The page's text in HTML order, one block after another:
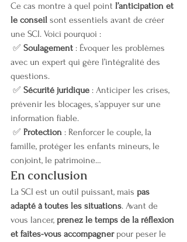
Ce cas montre à quel point l’anticipation et
le conseil sont essentiels avant de créer
une SCI. Voici pourquoi :
✅ Soulagement : Évoquer les problèmes
avec un expert qui gère l’intégralité des
questions.
✅ Sécurité juridique : Anticiper les crises,
prévenir les blocages, s’appuyer sur une
information fiable.
✅ Protection : Renforcer le couple, la
famille, protéger les enfants mineurs, le
conjoint, le patrimoine…
En conclusion
La SCI est un outil puissant, mais pas
adapté à toutes les situations. Avant de
vous lancer, prenez le temps de la réflexion
et faites-vous accompagner pour peser le